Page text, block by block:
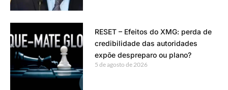
RESET – Efeitos do XMG: perda de
credibilidade das autoridades
expõe despreparo ou plano?
5 de agosto de 2026